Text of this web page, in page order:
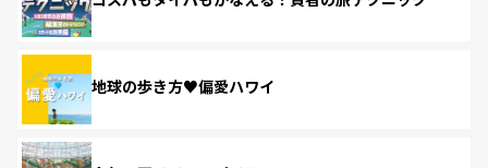
地球の歩き方♥偏愛ハワイ